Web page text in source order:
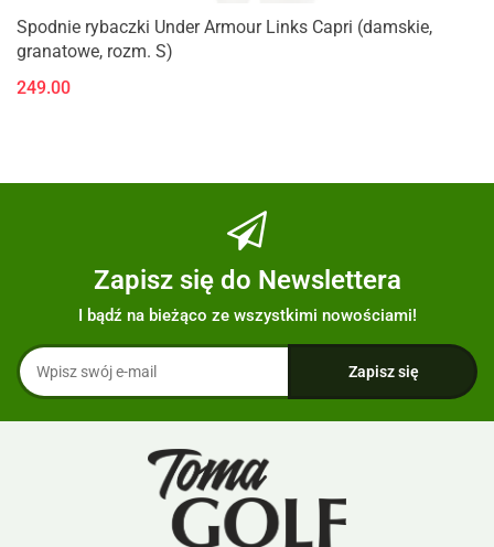
Spodnie rybaczki Under Armour Links Capri (damskie,
granatowe, rozm. S)
249.00
Zapisz się do Newslettera
I bądź na bieżąco ze wszystkimi nowościami!